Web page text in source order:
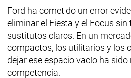
Ford ha cometido un error
eliminar el Fiesta y el Focus sin
sustitutos claros. En un
compactos, los utilitarios y los
dejar ese espacio vacío ha sido
competencia.